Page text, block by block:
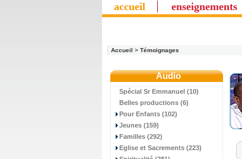
accueil enseignements
Accueil > Témoignages
Audio
Spécial Sr Emmanuel (10)
Belles productions (6)
Pour Enfants (102)
Jeunes (159)
Familles (292)
Eglise et Sacrements (223)